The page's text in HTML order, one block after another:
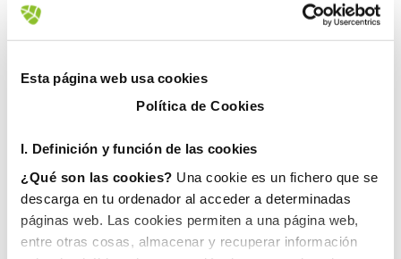
Esta página web usa cookies
Política de Cookies
I. Definición y función de las cookies
¿Qué son las cookies? Una cookie es un fichero que se
descarga en tu ordenador al acceder a determinadas
páginas web. Las cookies permiten a una página web,
entre otras cosas, almacenar y recuperar información
presentado de forma oficial el equipo del
está implementando con el objetivo [...]